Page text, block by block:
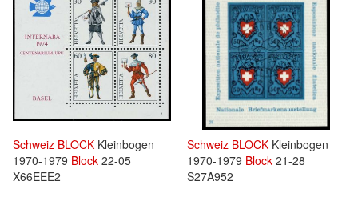
Schweiz BLOCK Kleinbogen
1970-1979 Block 22-05
X66EEE2
Schweiz BLOCK Kleinbogen
1970-1979 Block 21-28
S27A952